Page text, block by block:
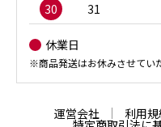
30
31
休業日
※商品発送はお休みさせてい
運営会社 利用規